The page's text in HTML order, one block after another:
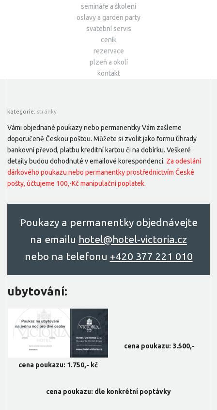
semináře a školení
oslavy a garden party
svatební servis
ceník
rezervace
plzeň a okolí
kontakt
kategorie: stránky
Vámi objednané poukazy nebo permanentky Vám zašleme
doporučeně Českou poštou. Můžete si zvolit jako formu úhrady
bankovní převod, platbu kreditní kartou či na dobírku. Veškeré
detaily budou dohodnuté v emailové korespondenci. Za odeslání
dárkového poukazu nebo permanentky prostřednictvím České
pošty, účtujeme 100,-Kč manipulační poplatek.
Poukazy a permanentky objednávejte
na emailu hоtel@hоtel-victоriа.cz
nebo na telefonu +420 377 221 010
ubytování:
cena poukazu: 1.750,- kč
cena poukazu: 3.500,-
cena poukazu: dle konkrétní poptávky